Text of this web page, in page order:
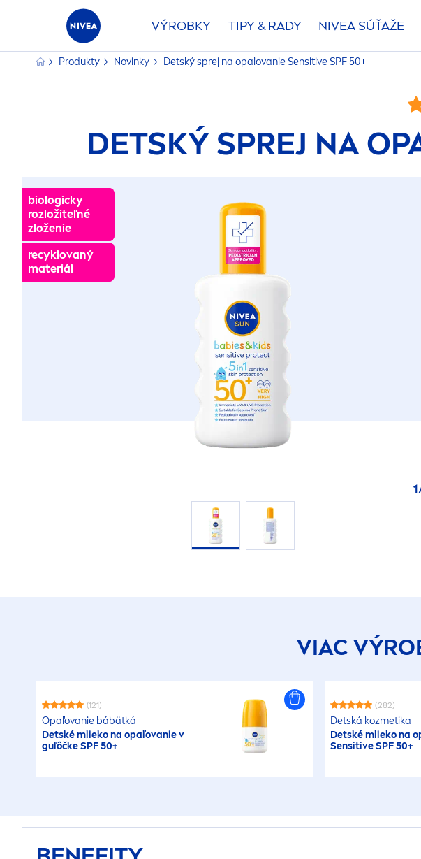
VÝROBKY TIPY & RADY NIVEASÚŤAŽE
Produkty Novinky Detský sprej na opaľovanieSensitiveSPF 50+
DETSKÝ SPREJ NA
biologicky
rozložiteľné
zloženie
recyklovaný
materiál
1
biologicky
rozložiteľné
zloženie
recyklovaný
materiál
VIAC
(121)
Opaľovanie bábätká
Detské mlieko na opaľovanie v
guľôčke SPF 50+
(282)
Detská kozmetika
Detské mlieko na
SensitiveSPF 50+